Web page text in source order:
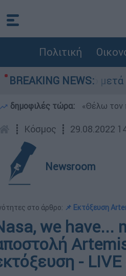
Πολιτική
BREAKING NEWS:
μετά τη φωτιά
δημοφιλές τώρα: «Θέλω τον
┋ Κόσμος ┋ 29.08.2022
Newsroom
στο άρθρο: 📌 Εκτόξευση
we have...
- LIVE